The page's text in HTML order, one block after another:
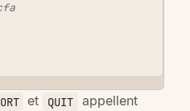
et QUIT
appellent